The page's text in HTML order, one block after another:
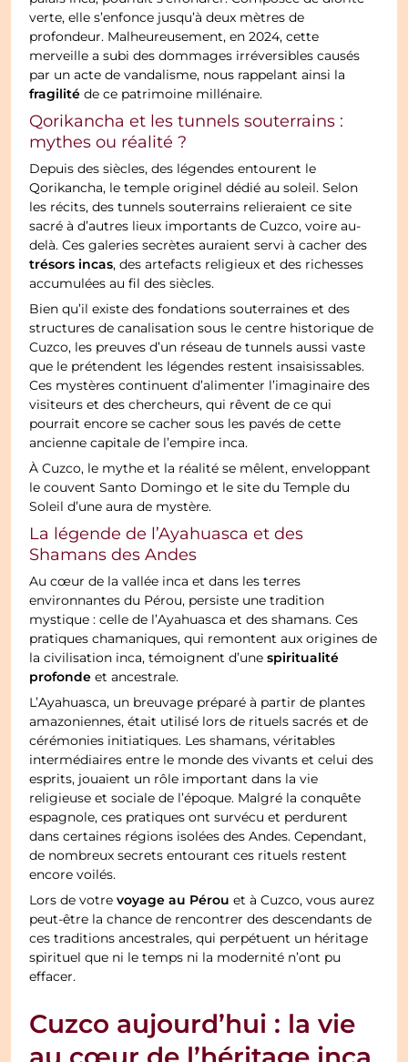
verte, elle s’enfonce jusqu’à deux mètres de
profondeur. Malheureusement, en 2024, cette
merveille a subi des dommages irréversibles causés
par un acte de vandalisme, nous rappelant ainsi la
fragilité de ce patrimoine millénaire.
Qorikancha et les tunnels souterrains :
mythes ou réalité ?
Depuis des siècles, des légendes entourent le
Qorikancha, le temple originel dédié au soleil. Selon
les récits, des tunnels souterrains relieraient ce site
sacré à d’autres lieux importants de Cuzco, voire au-
delà. Ces galeries secrètes auraient servi à cacher des
trésors incas, des artefacts religieux et des richesses
accumulées au fil des siècles.
Bien qu’il existe des fondations souterraines et des
structures de canalisation sous le centre historique de
Cuzco, les preuves d’un réseau de tunnels aussi vaste
que le prétendent les légendes restent insaisissables.
Ces mystères continuent d’alimenter l’imaginaire des
visiteurs et des chercheurs, qui rêvent de ce qui
pourrait encore se cacher sous les pavés de cette
ancienne capitale de l’empire inca.
À Cuzco, le mythe et la réalité se mêlent, enveloppant
le couvent Santo Domingo et le site du Temple du
Soleil d’une aura de mystère.
La légende de l’Ayahuasca et des
Shamans des Andes
Au cœur de la vallée inca et dans les terres
environnantes du Pérou, persiste une tradition
mystique : celle de l’Ayahuasca et des shamans. Ces
pratiques chamaniques, qui remontent aux origines de
la civilisation inca, témoignent d’unespiritualité
profonde et ancestrale.
L’Ayahuasca, un breuvage préparé à partir de plantes
amazoniennes, était utilisé lors de rituels sacrés et de
cérémonies initiatiques. Les shamans, véritables
intermédiaires entre le monde des vivants et celui des
esprits, jouaient un rôle important dans la vie
religieuse et sociale de l’époque. Malgré la conquête
espagnole, ces pratiques ont survécu et perdurent
dans certaines régions isolées des Andes. Cependant,
de nombreux secrets entourant ces rituels restent
encore voilés.
Lors de votrevoyage au Pérou et à Cuzco, vous aurez
peut-être la chance de rencontrer des descendants de
ces traditions ancestrales, qui perpétuent un héritage
spirituel que ni le temps ni la modernité n’ont pu
effacer.
Cuzco aujourd’hui : la vie